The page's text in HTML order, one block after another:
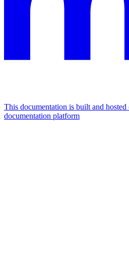
This documentation is built and
documentation platform